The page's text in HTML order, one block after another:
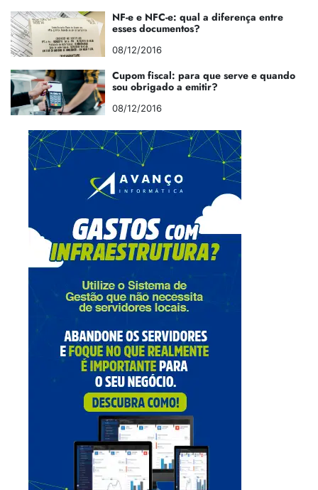
NF-e e NFC-e: qual a diferença entre
esses documentos?
08/12/2016
Cupom fiscal: para que serve e quando
sou obrigado a emitir?
08/12/2016